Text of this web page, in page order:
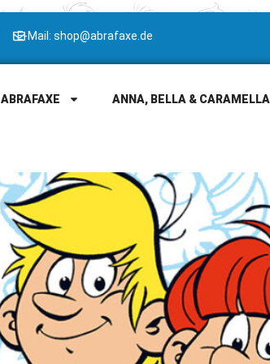
E-Mail: shop@abrafaxe.de
ABRAFAXE ANNA, BELLA & CARAMELLA